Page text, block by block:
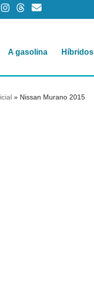
A gasolina Híbridos
» Nissan Murano 2015